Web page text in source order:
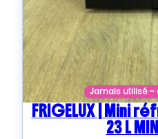
Jamais utilisé –
FRIGELUX | Mini
23 L